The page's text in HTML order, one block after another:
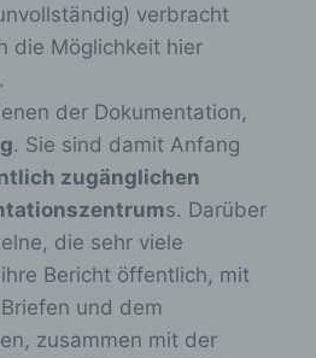
verbracht
die Möglichkeit hier
der Dokumentation,
. Sie sind damit Anfang
zugänglichen
s. Darüber
die sehr viele
Bericht öffentlich, mit
und dem
zusammen mit der